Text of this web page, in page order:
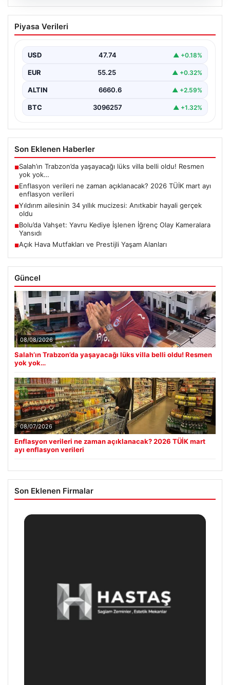
07.08.2026
Enflasyon verileri ne zaman
açıklanacak? 2026 TÜİK mart ayı
Piyasa Verileri
USD 47.74 ▲ +0.18%
EUR 55.25 ▲ +0.32%
ALTIN 6660.6 ▲ +2.59%
BTC 3096257 ▲ +1.32%
Son Eklenen Haberler
■Salah’ın Trabzon’da yaşayacağı lüks villa belli oldu! Resmen
yok yok…
■Enflasyon verileri ne zaman açıklanacak? 2026 TÜİK mart ayı
enflasyon verileri
■Yıldırım ailesinin 34 yıllık mucizesi: Anıtkabir hayali gerçek
oldu
■Bolu’da Vahşet: Yavru Kediye İşlenen İğrenç Olay Kameralara
Yansıdı
■Açık Hava Mutfakları ve Prestijli Yaşam Alanları
Güncel
08/08/2026
Salah’ın Trabzon’da yaşayacağı lüks villa belli oldu! Resmen
yok yok…
08/07/2026
Enflasyon verileri ne zaman açıklanacak? 2026 TÜİK mart
ayı enflasyon verileri
Son Eklenen Firmalar